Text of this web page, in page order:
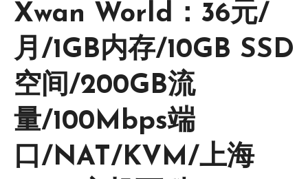
Xwan World：36元/
月/1GB内存/10GB SSD
空间/200GB流
量/100Mbps端
口/NAT/KVM/上海